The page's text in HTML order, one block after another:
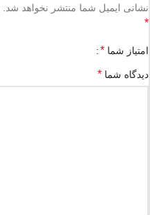
نشانی ایمیل شما منتشر نخواهد شد.
*
امتیاز شما *
دیدگاه شما *